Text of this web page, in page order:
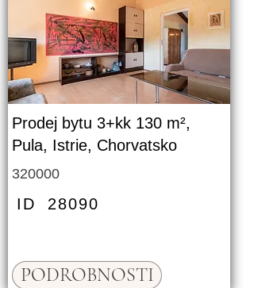
Prodej bytu 3+kk 130 m²,
Pula, Istrie, Chorvatsko
320000
ID 28090
PODROBNOSTI